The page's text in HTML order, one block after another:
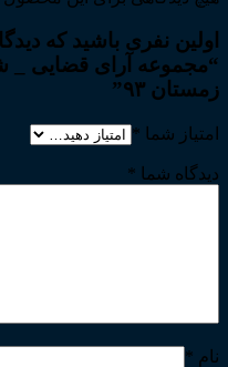
اولین نفری باشید که
“مجموعه آرای قضایی _
زمستان ۹۳”
امتیاز شما *
دیدگاه شما *
نام *